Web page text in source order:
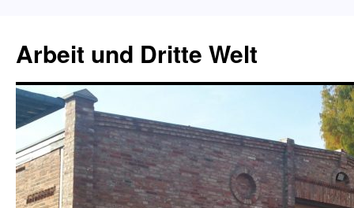
springen
Arbeit und Dritte Welt